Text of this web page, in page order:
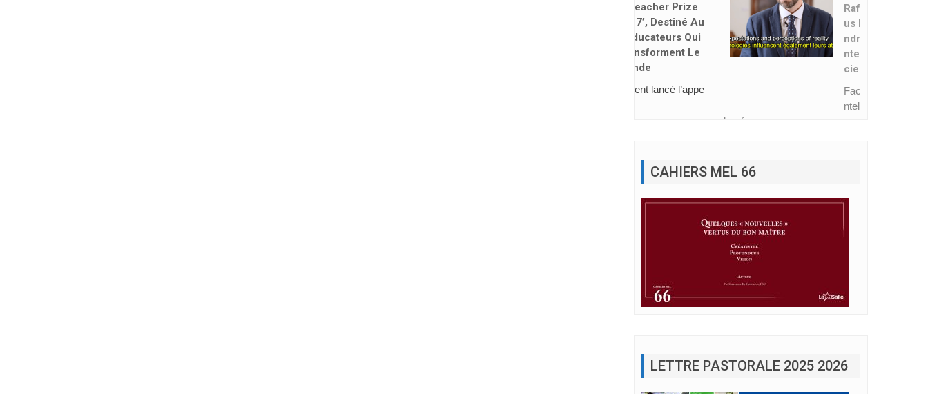
Ntelligence Artifi
Cielle »
Face à l’essor de l’i
ntelligence artificiell
e, la néces...